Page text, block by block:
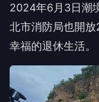
2024年6月3日潮
北市消防局也開
幸福的退休生活。